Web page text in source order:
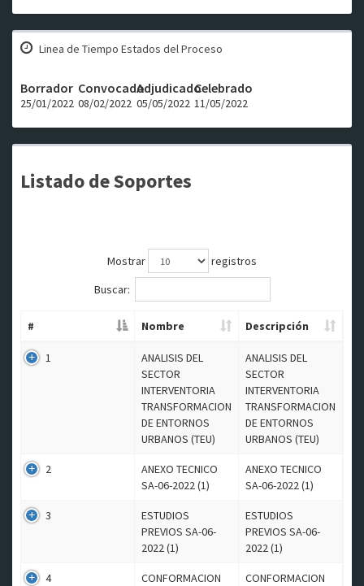
Linea de Tiempo Estados del Proceso
Borrador
25/01/2022
Convocado
08/02/2022
Adjudicado
05/05/2022
Celebrado
11/05/2022
Listado de Soportes
Mostrar
registros
Buscar:
# Nombre Descripción
1
ANALISIS DEL
SECTOR
INTERVENTORIA
TRANSFORMACION
DE ENTORNOS
URBANOS (TEU)
ANALISIS DEL
SECTOR
INTERVENTORIA
TRANSFORMACION
DE ENTORNOS
URBANOS (TEU)
2
ANEXO TECNICO
SA-06-2022 (1)
ANEXO TECNICO
SA-06-2022 (1)
3
ESTUDIOS
PREVIOS SA-06-
2022 (1)
ESTUDIOS
PREVIOS SA-06-
2022 (1)
4
CONFORMACION
CONFORMACION